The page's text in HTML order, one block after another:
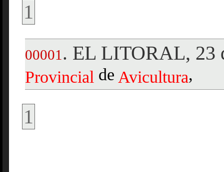
1
00001 . EL LITORAL, 23
Provincial de Avicultura,
1